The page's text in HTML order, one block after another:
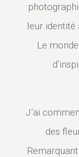
leur identité
Le
J’ai
des